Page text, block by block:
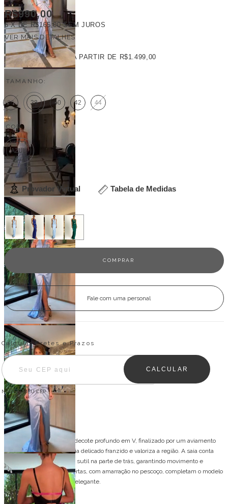
R$990,00
6 X DER$165,00 SEM JUROS
VER MAIS DETALHES
FRETE GRÁTIS A PARTIR DE R$1.499,00
TAMANHO:
36 38 40 42 44
COR:
AZUL
Provador Virtual Tabela de Medidas
Veja outras opções
Fale com uma personal
Entregas para o CEP:
Calcular Fretes e Prazos
CALCULAR
NÃO SEI MEU CEP
Descrição
Vestido frente única com decote profundo em V, finalizado por um aviamento
orgânico no centro, que cria delicado franzido e valoriza a região. A saia conta
com fenda frontal e cauda sutil na parte de trás, garantindo movimento e
sofisticação. As costas abertas, com amarração no pescoço, completam o modelo
com um toque sensual e elegante.
Detalhes do modelo: